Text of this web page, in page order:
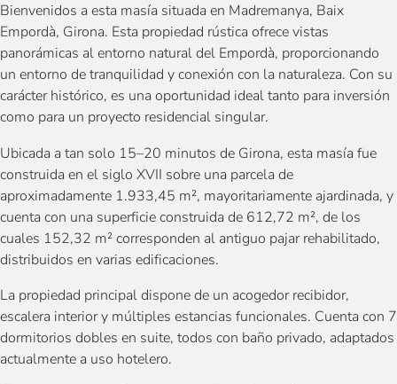
Bienvenidos a esta masía situada en Madremanya, Baix
Empordà, Girona. Esta propiedad rústica ofrece vistas
panorámicas al entorno natural del Empordà, proporcionando
un entorno de tranquilidad y conexión con la naturaleza. Con su
carácter histórico, es una oportunidad ideal tanto para inversión
como para un proyecto residencial singular.
Ubicada a tan solo 15–20 minutos de Girona, esta masía fue
construida en el siglo XVII sobre una parcela de
aproximadamente 1.933,45 m², mayoritariamente ajardinada, y
cuenta con una superficie construida de 612,72 m², de los
cuales 152,32 m² corresponden al antiguo pajar rehabilitado,
distribuidos en varias edificaciones.
La propiedad principal dispone de un acogedor recibidor,
escalera interior y múltiples estancias funcionales. Cuenta con 7
dormitorios dobles en suite, todos con baño privado, adaptados
actualmente a uso hotelero.